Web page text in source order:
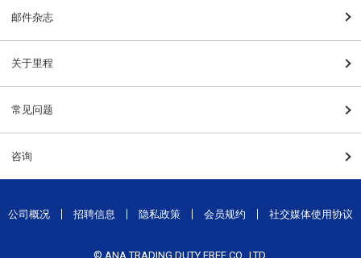
邮件杂志
关于里程
常见问题
咨询
公司概况 招聘信息 隐私政策 会员规约 社交媒体使用协议
© ANA TRADING DUTY FREE CO., LTD.